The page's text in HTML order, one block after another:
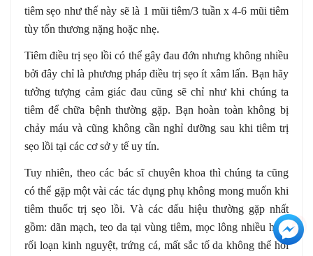
tiêm sẹo như thế này sẽ là 1 mũi tiêm/3 tuần x 4-6 mũi tiêm
tùy tổn thương nặng hoặc nhẹ.
Tiêm điều trị sẹo lồi có thể gây đau đớn nhưng không nhiều
bởi đây chỉ là phương pháp điều trị sẹo ít xâm lấn. Bạn hãy
tưởng tượng cảm giác đau cũng sẽ chỉ như khi chúng ta
tiêm để chữa bệnh thường gặp. Bạn hoàn toàn không bị
chảy máu và cũng không cần nghỉ dưỡng sau khi tiêm trị
sẹo lồi tại các cơ sở y tế uy tín.
Tuy nhiên, theo các bác sĩ chuyên khoa thì chúng ta cũng
có thể gặp một vài các tác dụng phụ không mong muốn khi
tiêm thuốc trị sẹo lồi. Và các dấu hiệu thường gặp nhất
gồm: dãn mạch, teo da tại vùng tiêm, mọc lông nhiều hơn,
rối loạn kinh nguyệt, trứng cá, mất sắc tố da không thể hồi
+3